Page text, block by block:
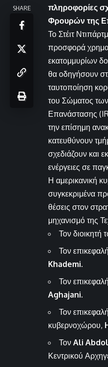
SHARE
πληροφορίες
Φρουρών της
Το Στέιτ
προσφορά
εκατομμυρίων
θα οδηγήσουν
ταυτοποίηση
του Σώματος
Επανάστασης
την επίσημη
κατευθύνουν
σχεδιάζουν και
ενέργειες σε
Η αμερικανική
συγκεκριμένα
θέσεις στον
μηχανισμό της
Τον διοικητή
Τον
Khademi.
Τον
Aghajani.
Τον
κυβερνοχώρου,
Τον Ali
Κεντρικού